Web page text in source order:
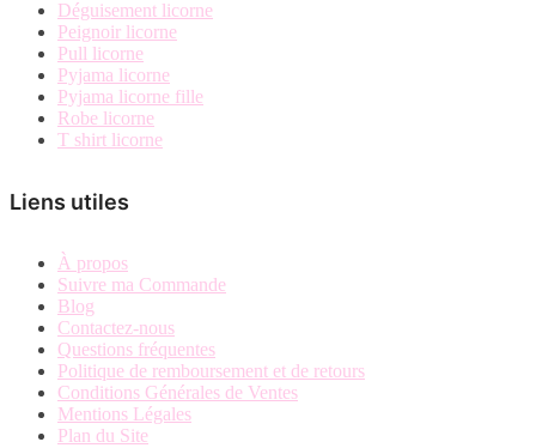
Déguisement licorne
Peignoir licorne
Pull licorne
Pyjama licorne
Pyjama licorne fille
Robe licorne
T shirt licorne
Liens utiles
À propos
Suivre ma Commande
Blog
Contactez-nous
Questions fréquentes
Politique de remboursement et de retours
Conditions Générales de Ventes
Mentions Légales
Plan du Site